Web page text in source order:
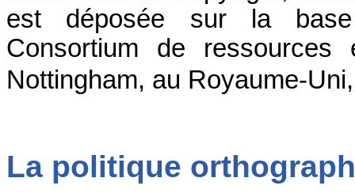
est déposée sur la
Consortium de
Nottingham, au Royaume-
La politique